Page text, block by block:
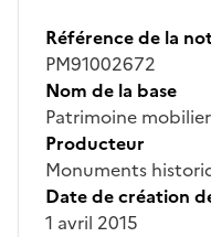
Référence de la
PM91002672
Nom de la base
Patrimoine mobilier
Producteur
Monuments
Date de création
1 avril 2015